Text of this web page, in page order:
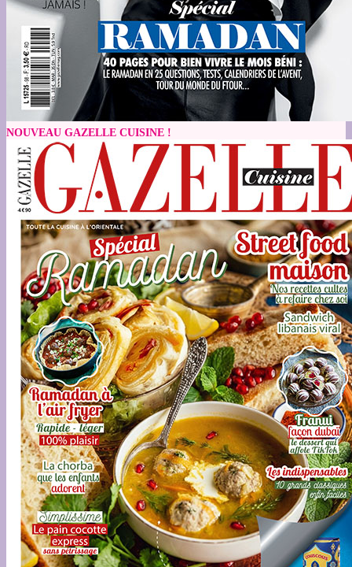
NOUVEAU GAZELLE CUISINE !